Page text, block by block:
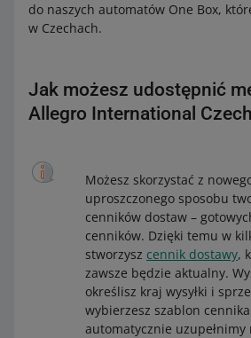
do naszych automatów One Box,
w Czechach.
Jak możesz udostępnić
Allegro International
Możesz skorzystać z
uproszczonego sposobu
cenników dostaw –
cenników. Dzięki temu w
stworzysz cennik dostawy,
zawsze będzie aktualny.
określisz kraj wysyłki i
wybierzesz szablon
automatycznie uzupełnimy